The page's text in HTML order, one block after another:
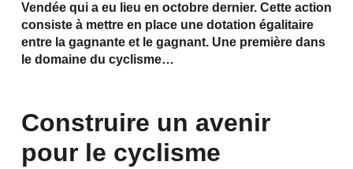
Vendée qui a eu lieu en octobre dernier. Cette action
consiste à mettre en place une dotation égalitaire
entre la gagnante et le gagnant. Une première dans
le domaine du cyclisme…
Construire un avenir
pour le cyclisme